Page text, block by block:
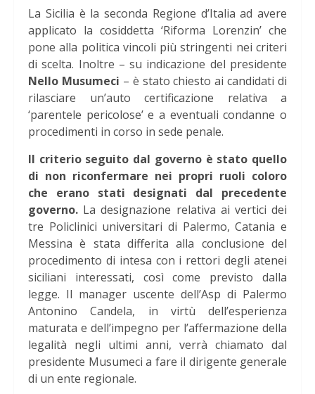
La Sicilia è la seconda Regione d’Italia ad avere
applicato la cosiddetta ‘Riforma Lorenzin’ che
pone alla politica vincoli più stringenti nei criteri
di scelta. Inoltre – su indicazione del presidente
Nello Musumeci – è stato chiesto ai candidati di
rilasciare un’auto certificazione relativa a
‘parentele pericolose’ e a eventuali condanne o
procedimenti in corso in sede penale.
Il criterio seguito dal governo è stato quello
di non riconfermare nei propri ruoli coloro
che erano stati designati dal precedente
governo. La designazione relativa ai vertici dei
tre Policlinici universitari di Palermo, Catania e
Messina è stata differita alla conclusione del
procedimento di intesa con i rettori degli atenei
siciliani interessati, così come previsto dalla
legge. Il manager uscente dell’Asp di Palermo
Antonino Candela, in virtù dell’esperienza
maturata e dell’impegno per l’affermazione della
legalità negli ultimi anni, verrà chiamato dal
presidente Musumeci a fare il dirigente generale
di un ente regionale.